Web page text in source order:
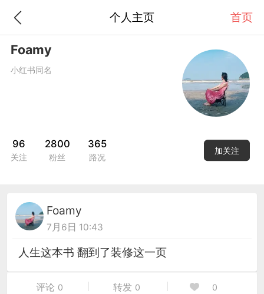
个人主页 首页
Foamy
小红书同名
96
关注
2800
粉丝
365
路况
加关注
Foamy
7月6日 10:43
人生这本书 翻到了装修这一页
评论 0 转发 0 0